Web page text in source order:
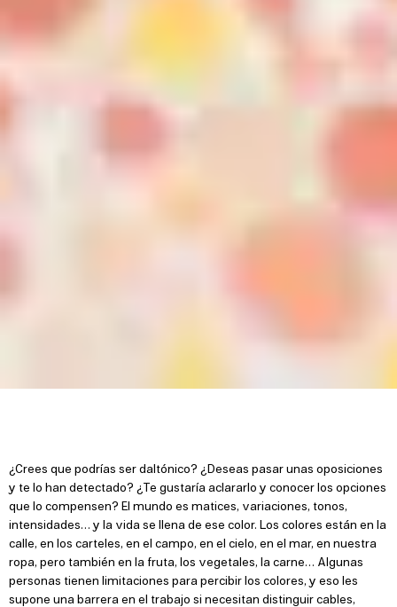
¿Crees que podrías ser daltónico? ¿Deseas pasar unas oposiciones
y te lo han detectado? ¿Te gustaría aclararlo y conocer los opciones
que lo compensen? El mundo es matices, variaciones, tonos,
intensidades… y la vida se llena de ese color. Los colores están en la
calle, en los carteles, en el campo, en el cielo, en el mar, en nuestra
ropa, pero también en la fruta, los vegetales, la carne… Algunas
personas tienen limitaciones para percibir los colores, y eso les
supone una barrera en el trabajo si necesitan distinguir cables,